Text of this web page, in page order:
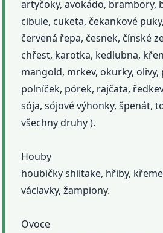
artyčoky, avokádo, brambory,
cibule, cuketa, čekankové
červená řepa, česnek, čínské
chřest, karotka, kedlubna,
mangold, mrkev, okurky, olivy,
polníček, pórek, rajčata,
sója, sójové výhonky, špenát,
všechny druhy ).
Houby
houbičky shiitake, hřiby,
václavky, žampiony.
Ovoce